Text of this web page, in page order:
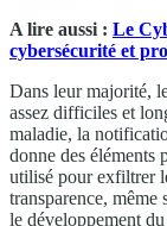
A lire aussi : Le
cybersécurité et
Dans leur majorité,
assez difficiles et
maladie, la
donne des éléments
utilisé pour exfiltrer
transparence,
le développement